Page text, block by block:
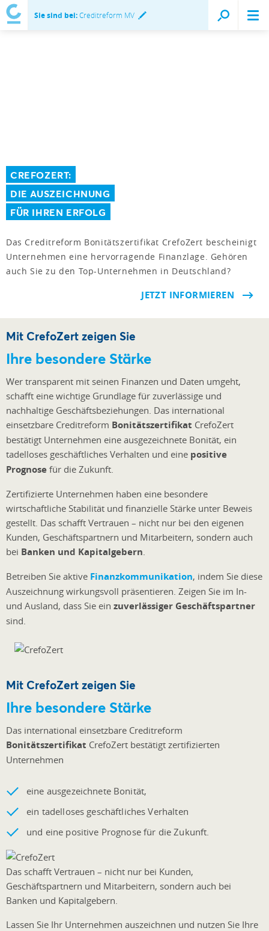
Sie sind bei:Creditreform MV
CREFOZERT:
DIE AUSZEICHNUNG
FÜR IHREN ERFOLG
Das Creditreform Bonitätszertifikat CrefoZert bescheinigt
Unternehmen eine hervorragende Finanzlage. Gehören
auch Sie zu den Top-Unternehmen in Deutschland?
JETZT INFORMIEREN
Mit CrefoZert zeigen Sie
Ihre besondere Stärke
Wer transparent mit seinen Finanzen und Daten umgeht,
schafft eine wichtige Grundlage für zuverlässige und
nachhaltige Geschäftsbeziehungen. Das international
einsetzbare Creditreform Bonitätszertifikat CrefoZert
bestätigt Unternehmen eine ausgezeichnete Bonität, ein
tadelloses geschäftliches Verhalten und eine positive
Prognose für die Zukunft.
Zertifizierte Unternehmen haben eine besondere
wirtschaftliche Stabilität und finanzielle Stärke unter Beweis
gestellt. Das schafft Vertrauen – nicht nur bei den eigenen
Kunden, Geschäftspartnern und Mitarbeitern, sondern auch
bei Banken und Kapitalgebern
Betreiben Sie aktive Finanzkommunikation, indem Sie diese
Auszeichnung wirkungsvoll präsentieren. Zeigen Sie im In-
und Ausland, dass Sie ein zuverlässiger Geschäftspartner
sind.
Mit CrefoZert zeigen Sie
Ihre besondere Stärke
Das international einsetzbare Creditreform
Bonitätszertifikat CrefoZert bestätigt zertifizierten
Unternehmen
eine ausgezeichnete Bonität,
ein tadelloses geschäftliches Verhalten
und eine positive Prognose für die Zukunft.
Das schafft Vertrauen – nicht nur bei Kunden,
Geschäftspartnern und Mitarbeitern, sondern auch bei
Banken und Kapitalgebern.
Lassen Sie Ihr Unternehmen auszeichnen und nutzen Sie Ihre